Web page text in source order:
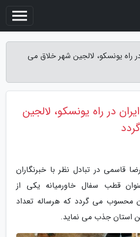
راه یونسکو، لالجین شهر خلاق می
در راه یونسکو، لالجین
قاسمی در تبادل نظر با خبرنگاران
قطب سفال خاورمیانه یکی از
محسوب می گردد که هرساله تعداد
استان جذب می نماید.